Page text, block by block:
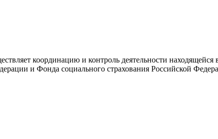
координацию и контроль деятельности
и Фонда социального страхования Российской